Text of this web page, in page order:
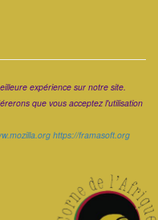
expérience sur notre site.
que vous acceptez l'utilisation
https://framasoft.org